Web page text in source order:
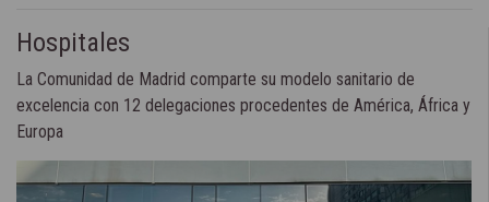
Hospitales
La Comunidad de Madrid comparte su modelo sanitario de
excelencia con 12 delegaciones procedentes de América, África y
Europa